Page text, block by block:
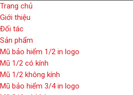
Trang chủ
Giới thiệu
Đối tác
Sản phẩm
Mũ bảo hiểm 1/2 in logo
Mũ 1/2 có kính
Mũ 1/2 không kính
Mũ bảo hiểm 3/4 in logo